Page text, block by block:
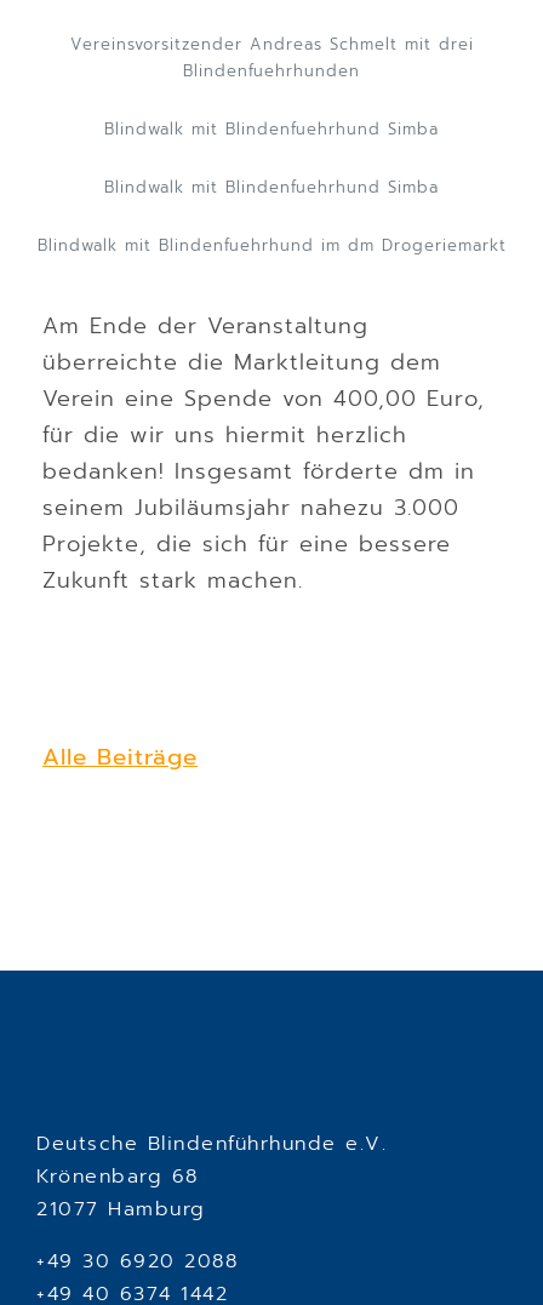
Vereinsvorsitzender Andreas Schmelt mit drei
Blindenfuehrhunden
Blindwalk mit Blindenfuehrhund Simba
Blindwalk mit Blindenfuehrhund Simba
Blindwalk mit Blindenfuehrhund im dm Drogeriemarkt
Am Ende der Veranstaltung
überreichte die Marktleitung dem
Verein eine Spende von 400,00 Euro,
für die wir uns hiermit herzlich
bedanken! Insgesamt förderte dm in
seinem Jubiläumsjahr nahezu 3.000
Projekte, die sich für eine bessere
Zukunft stark machen.
Alle Beiträge
Deutsche Blindenführhunde e.V.
Krönenbarg 68
21077 Hamburg
+49 30 6920 2088
+49 40 6374 1442